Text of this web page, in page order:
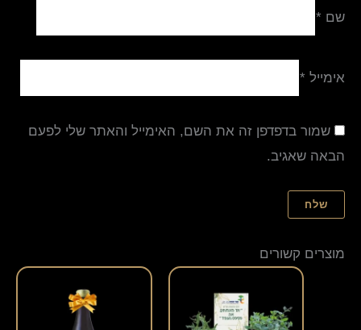
שם *
אימייל *
שמור בדפדפן זה את השם, האימייל והאתר שלי לפעם
הבאה שאגיב.
מוצרים קשורים